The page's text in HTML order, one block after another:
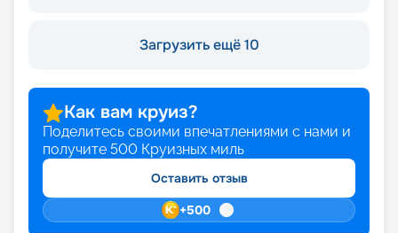
Загрузить ещё 10
Как вам круиз?
Поделитесь своими впечатлениями с нами и
получите 500 Круизных миль
Оставить отзыв
+500